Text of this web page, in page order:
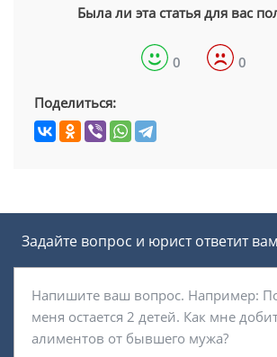
Была ли эта статья для вас
0 0
Поделиться:
Задайте вопрос и юрист ответит